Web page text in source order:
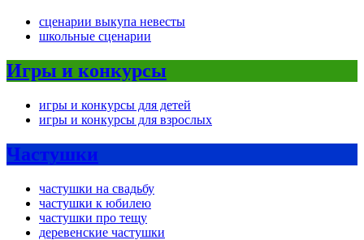
сценарии выкупа невесты
школьные сценарии
Игры и конкурсы
игры и конкурсы для детей
игры и конкурсы для взрослых
Частушки
частушки на свадьбу
частушки к юбилею
частушки про тещу
деревенские частушки